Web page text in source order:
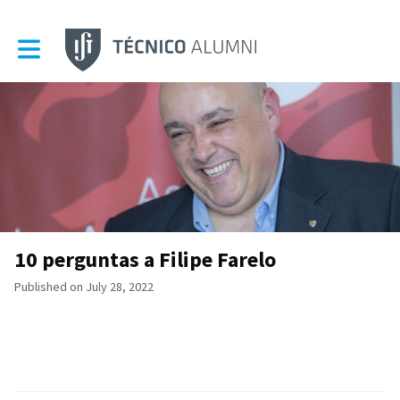
Toggle main navigation
10 perguntas a Filipe Farelo
Published on July 28, 2022